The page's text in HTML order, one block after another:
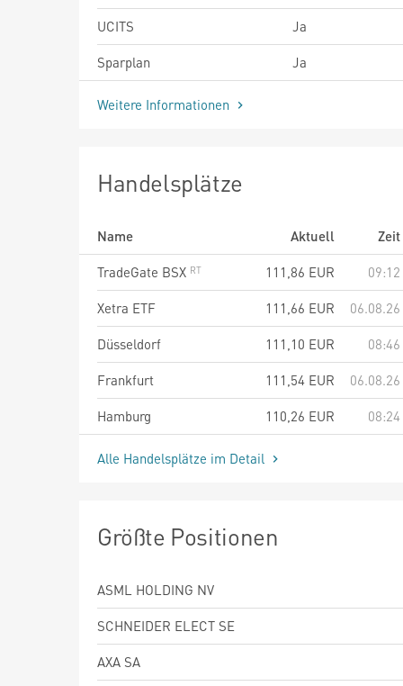
UCITS
Ja
Sparplan
Ja
Weitere Informationen
Handelsplätze
Name Aktuell
Zeit
TradeGate BSX
111,86 EUR
09:12
Xetra ETF
111,66 EUR
06.08.26
Düsseldorf
111,10 EUR
08:46
Frankfurt
111,54 EUR
06.08.26
Hamburg
110,26 EUR 08:24
Alle Handelsplätze im Detail
Größte Positionen
ASML HOLDING NV
SCHNEIDER ELECT SE
AXA SA